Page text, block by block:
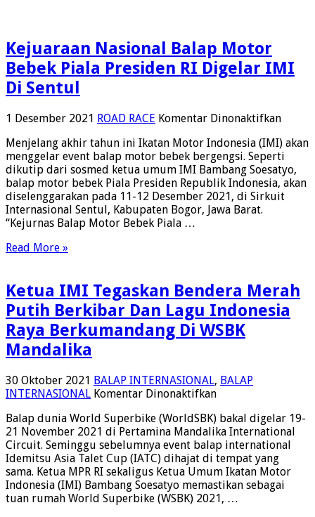
Kejuaraan Nasional Balap Motor
Bebek Piala Presiden RI Digelar IMI
Di Sentul
1 Desember 2021 ROAD RACE Komentar Dinonaktifkanpada
Balap
Motor
Bebek
Piala
Menjelang akhir tahun ini Ikatan Motor Indonesia (IMI) akan
menggelar event balap motor bebek bergengsi. Seperti
dikutip dari sosmed ketua umum IMI Bambang Soesatyo,
balap motor bebek Piala Presiden Republik Indonesia, akan
diselenggarakan pada 11-12 Desember 2021, di Sirkuit
Internasional Sentul, Kabupaten Bogor, Jawa Barat.
“Kejurnas Balap Motor Bebek Piala …
Read More »
Ketua IMI Tegaskan Bendera Merah
Putih Berkibar Dan Lagu Indonesia
Raya Berkumandang Di WSBK
Mandalika
30 Oktober 2021 BALAP INTERNASIONAL, BALAP
INTERNASIONAL Komentar Dinonaktifkanpada
IMI
Tegaskan
Bendera
Merah
Putih
Berkibar
Dan
Balap dunia World Superbike (WorldSBK) bakal digelar 19-
21 November 2021 di Pertamina Mandalika International
Circuit. Seminggu sebelumnya event balap international
Idemitsu Asia Talet Cup (IATC) dihajat di tempat yang
sama. Ketua MPR RI sekaligus Ketua Umum Ikatan Motor
Indonesia (IMI) Bambang Soesatyo memastikan sebagai
tuan rumah World Superbike (WSBK) 2021, …